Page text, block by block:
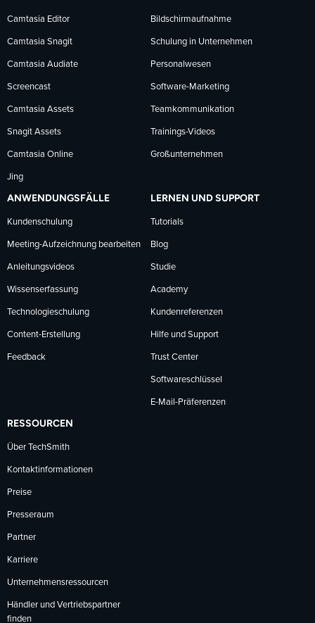
Facebook
folgen
LinkedIn
folgen
YouTube
folgen
Camtasia Editor
Camtasia Snagit
Camtasia Audiate
Screencast
Camtasia Assets
Snagit Assets
Camtasia Online
Jing
Bildschirmaufnahme
Schulung in Unternehmen
Personalwesen
Software-Marketing
Teamkommunikation
Trainings-Videos
Großunternehmen
ANWENDUNGSFÄLLE
Kundenschulung
Meeting-Aufzeichnung bearbeiten
Anleitungsvideos
Wissenserfassung
Technologieschulung
Content-Erstellung
Feedback
LERNEN UND SUPPORT
Tutorials
Blog
Studie
Academy
Kundenreferenzen
Hilfe und Support
Trust Center
Softwareschlüssel
E-Mail-Präferenzen
RESSOURCEN
Über TechSmith
Kontaktinformationen
Preise
Presseraum
Partner
Karriere
Unternehmensressourcen
Händler und Vertriebspartner
finden